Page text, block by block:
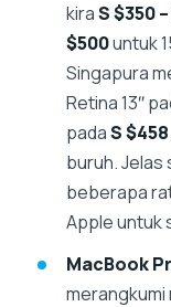
kiraS $350
$500untuk
Singapura
Retina 13″
padaS $458
buruh. Jelas
beberapa
Apple untuk
MacBook
merangkumi